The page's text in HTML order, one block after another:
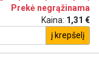
Prekė negrąžinama
Kaina: 1,31 €
į krepšelį